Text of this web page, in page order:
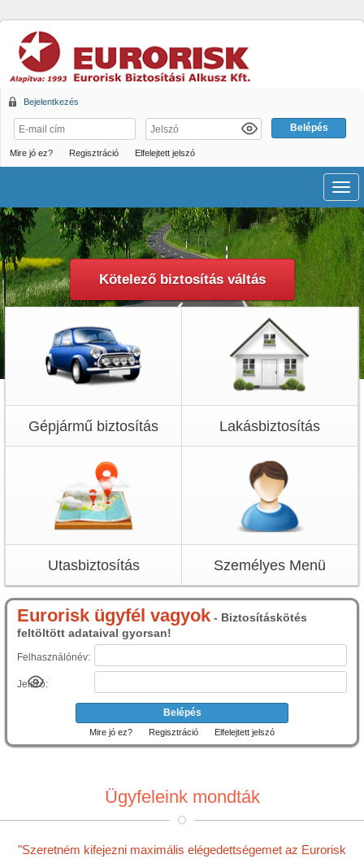
Bejelentkezés
Mire jó ez? Regisztráció Elfelejtett jelszó
Kötelező biztosítás váltás
Gépjármű biztosítás Lakásbiztosítás
Utasbiztosítás Személyes Menü
Eurorisk ügyfél vagyok - Biztosításkötés
feltöltött adataival gyorsan!
Felhasználónév:
Jelszó:
Mire jó ez? Regisztráció Elfelejtett jelszó
Ügyfeleink mondták
"Szeretném kifejezni maximális elégedettségemet az Eurorisk